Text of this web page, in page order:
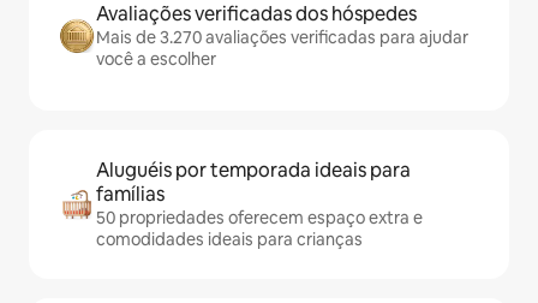
Avaliações verificadas dos hóspedes
Mais de 3.270 avaliações verificadas para ajudar
você a escolher
Aluguéis por temporada ideais para
famílias
50 propriedades oferecem espaço extra e
comodidades ideais para crianças